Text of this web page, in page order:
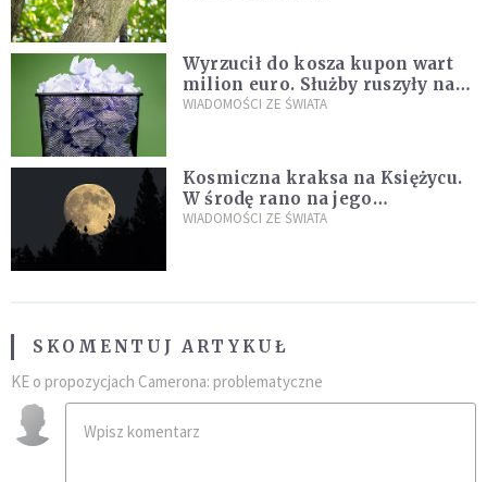
Wyrzucił do kosza kupon wart
milion euro. Służby ruszyły na
poszukiwania
WIADOMOŚCI ZE ŚWIATA
Kosmiczna kraksa na Księżycu.
W środę rano na jego
powierzchni dojdzie do
WIADOMOŚCI ZE ŚWIATA
SKOMENTUJ ARTYKUŁ
KE o propozycjach Camerona: problematyczne